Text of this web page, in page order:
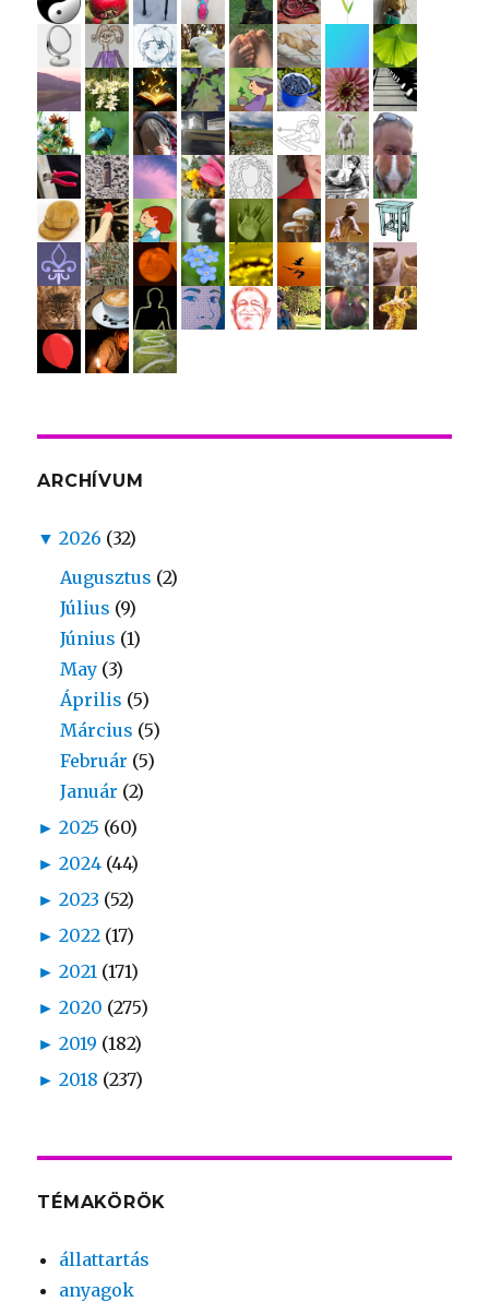
ARCHÍVUM
▼ 2026 (32)
Augusztus (2)
Július (9)
Június (1)
May (3)
Április (5)
Március (5)
Február (5)
Január (2)
► 2025 (60)
► 2024 (44)
► 2023 (52)
► 2022 (17)
► 2021 (171)
► 2020 (275)
► 2019 (182)
► 2018 (237)
TÉMAKÖRÖK
állattartás
anyagok